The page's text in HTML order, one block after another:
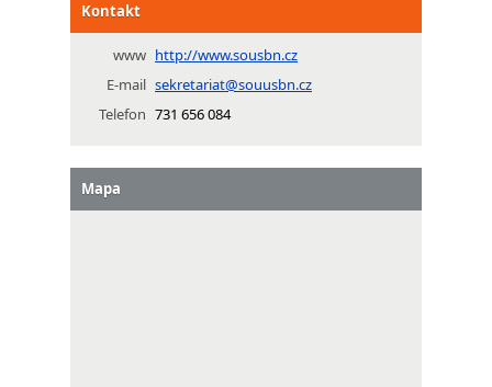
Kontakt
www http://www.sousbn.cz
E-mail sekretariat@souusbn.cz
Telefon 731 656 084
Mapa